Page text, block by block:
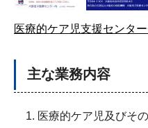
医療的ケア児支援センタ
主な業務内容
医療的ケア児及びそ